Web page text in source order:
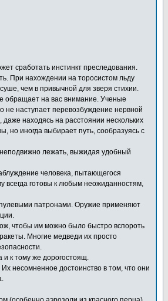
сработать инстинкт преследования.
При нахождении на торосистом льду
чем в привычной для зверя стихии.
обращает на вас внимание. Ученые
не наступает перевозбуждение нервной
находясь на расстоянии нескольких
но иногда выбирает путь, сообразуясь с
лежать, выжидая удобный
человека, пытающегося
всегда готовы к любым неожиданностям,
пулевыми патронами. Оружие применяют
чтобы им можно было быстро вспороть
Многие медведи их просто
к тому же дорогостоящ.
несомненное достоинство в том, что они